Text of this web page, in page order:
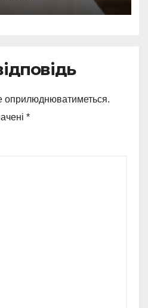
оприлюднюватиметься.
*